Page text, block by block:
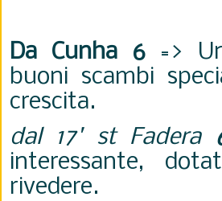
Da Cunha 6 =>
buoni scambi
crescita.
dal 17' st Fadera
interessante,
rivedere.